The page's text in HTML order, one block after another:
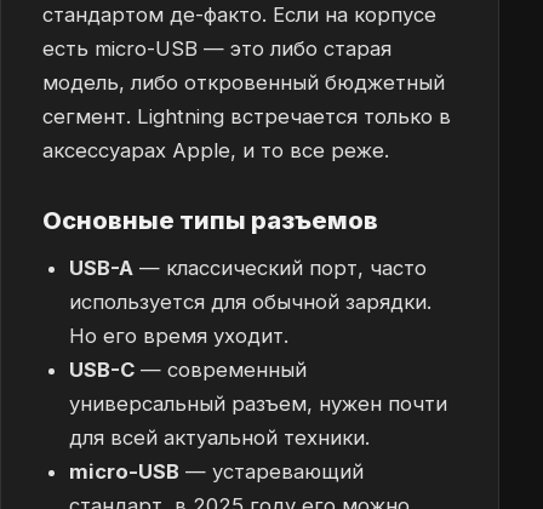
стандартом де-факто. Если на корпусе
есть micro-USB — это либо старая
модель, либо откровенный бюджетный
сегмент. Lightning встречается только в
аксессуарах Apple, и то все реже.
Основные типы разъемов
USB-A — классический порт, часто
используется для обычной зарядки.
Но его время уходит.
USB-C— современный
универсальный разъем, нужен почти
для всей актуальной техники.
micro-USB — устаревающий